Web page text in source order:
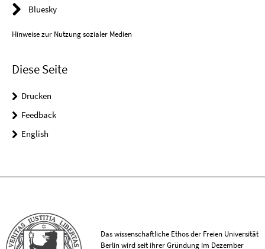
Bluesky
Hinweise zur Nutzung sozialer Medien
Diese Seite
Drucken
Feedback
English
Das wissenschaftliche Ethos der Freien Universität
Berlin wird seit ihrer Gründung im Dezember